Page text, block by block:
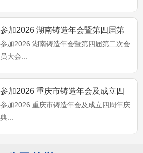
参加2026 湖南铸造年会暨第四届第
二次会员大会
参加2026 湖南铸造年会暨第四届第二次会
员大会...
参加2026 重庆市铸造年会及成立四
周年庆典
参加2026 重庆市铸造年会及成立四周年庆
典...